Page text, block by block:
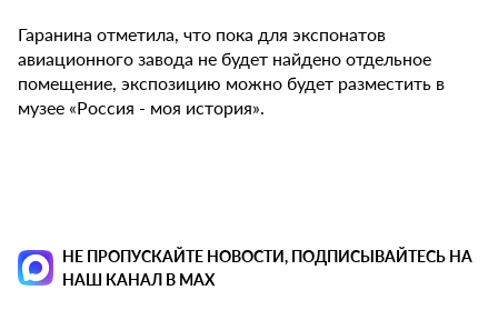
Гаранина отметила, что пока для экспонатов
авиационного завода не будет найдено отдельное
помещение, экспозицию можно будет разместить в
музее «Россия - моя история».
НЕ ПРОПУСКАЙТЕ НОВОСТИ, ПОДПИСЫВАЙТЕСЬ НА
НАШ КАНАЛ В MAX